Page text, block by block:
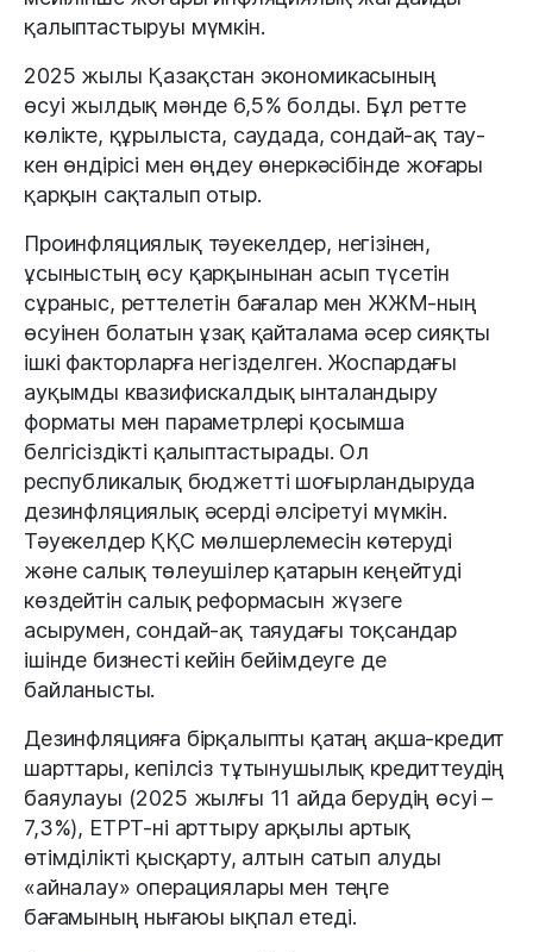
қалыптастыруы мүмкін.
2025 жылы Қазақстан экономикасының
өсуі жылдық мәнде 6,5% болды. Бұл ретте
көлікте, құрылыста, саудада, сондай-ақ тау-
кен өндірісі мен өңдеу өнеркәсібінде жоғары
қарқын сақталып отыр.
Проинфляциялық тәуекелдер, негiзiнен,
ұсыныстың өсу қарқынынан асып түсетін
сұраныс, реттелетiн бағалар мен ЖЖМ-ның
өсуiнен болатын ұзақ қайталама әсер сияқты
iшкi факторларға негiзделген. Жоспардағы
ауқымды квазифискалдық ынталандыру
форматы мен параметрлері қосымша
белгісіздікті қалыптастырады. Ол
республикалық бюджетті шоғырландыруда
дезинфляциялық әсерді әлсіретуі мүмкін.
Тәуекелдер ҚҚС мөлшерлемесін көтеруді
және салық төлеушілер қатарын кеңейтуді
көздейтін салық реформасын жүзеге
асырумен, сондай-ақ таяудағы тоқсандар
ішінде бизнесті кейін бейімдеуге де
байланысты.
Дезинфляцияға бірқалыпты қатаң ақша-кредит
шарттары, кепілсіз тұтынушылық кредиттеудің
баяулауы (2025 жылғы 11 айда берудің өсуі –
7,3%), ЕТРТ-ні арттыру арқылы артық
өтімділікті қысқарту, алтын сатып алуды
«айналау» операциялары мен теңге
бағамының нығаюы ықпал етеді.